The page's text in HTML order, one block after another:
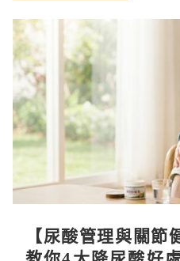
【尿酸管理與關